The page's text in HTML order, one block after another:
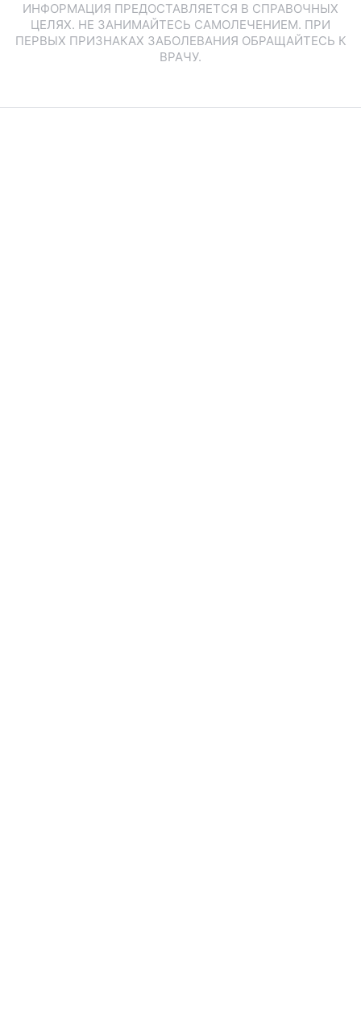
ИНФОРМАЦИЯ ПРЕДОСТАВЛЯЕТСЯ В СПРАВОЧНЫХ
ЦЕЛЯХ. НЕ ЗАНИМАЙТЕСЬ САМОЛЕЧЕНИЕМ. ПРИ
ПЕРВЫХ ПРИЗНАКАХ ЗАБОЛЕВАНИЯ ОБРАЩАЙТЕСЬ К
ВРАЧУ.